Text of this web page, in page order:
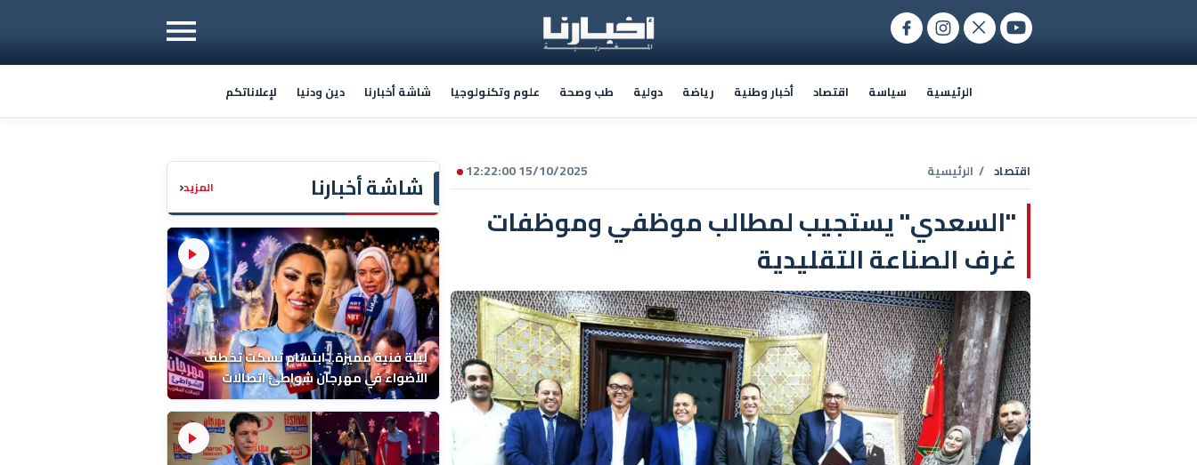
الرئيسية سياسة اقتصاد أخبار وطنية رياضة دولية طب وصحة علوم وتكنولوجيا شاشة أخبارنا دين ودنيا لإعلاناتكم
شاشة أخبارنا المزيد‹
ليلة فنية مميزة.. ابتسام تسكت تخطف
الأضواء في مهرجان شواطئ اتصالات
المغرب بالمضيق
15/10/2025 12:22:00 اقتصاد / الرئيسية
"السعدي" يستجيب لمطالب موظفي وموظفات
غرف الصناعة التقليدية